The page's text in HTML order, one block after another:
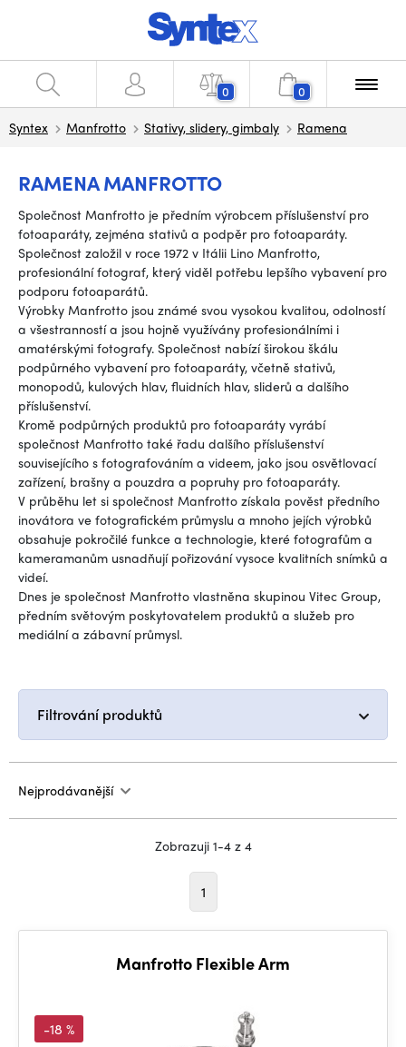
0 0
Syntex Manfrotto Stativy, slidery, gimbaly Ramena
RAMENA MANFROTTO
Společnost Manfrotto je předním výrobcem příslušenství pro
fotoaparáty, zejména stativů a podpěr pro fotoaparáty.
Společnost založil v roce 1972 v Itálii Lino Manfrotto,
profesionální fotograf, který viděl potřebu lepšího vybavení pro
podporu fotoaparátů.
Výrobky Manfrotto jsou známé svou vysokou kvalitou, odolností
a všestranností a jsou hojně využívány profesionálními i
amatérskými fotografy. Společnost nabízí širokou škálu
podpůrného vybavení pro fotoaparáty, včetně stativů,
monopodů, kulových hlav, fluidních hlav, sliderů a dalšího
příslušenství.
Kromě podpůrných produktů pro fotoaparáty vyrábí
společnost Manfrotto také řadu dalšího příslušenství
souvisejícího s fotografováním a videem, jako jsou osvětlovací
zařízení, brašny a pouzdra a popruhy pro fotoaparáty.
V průběhu let si společnost Manfrotto získala pověst předního
inovátora ve fotografickém průmyslu a mnoho jejích výrobků
obsahuje pokročilé funkce a technologie, které fotografům a
kameramanům usnadňují pořizování vysoce kvalitních snímků a
videí.
Dnes je společnost Manfrotto vlastněna skupinou Vitec Group,
předním světovým poskytovatelem produktů a služeb pro
mediální a zábavní průmysl.
Filtrování produktů
Nejprodávanější
Zobrazuji 1-4 z 4
1
Manfrotto Flexible Arm
-18 %